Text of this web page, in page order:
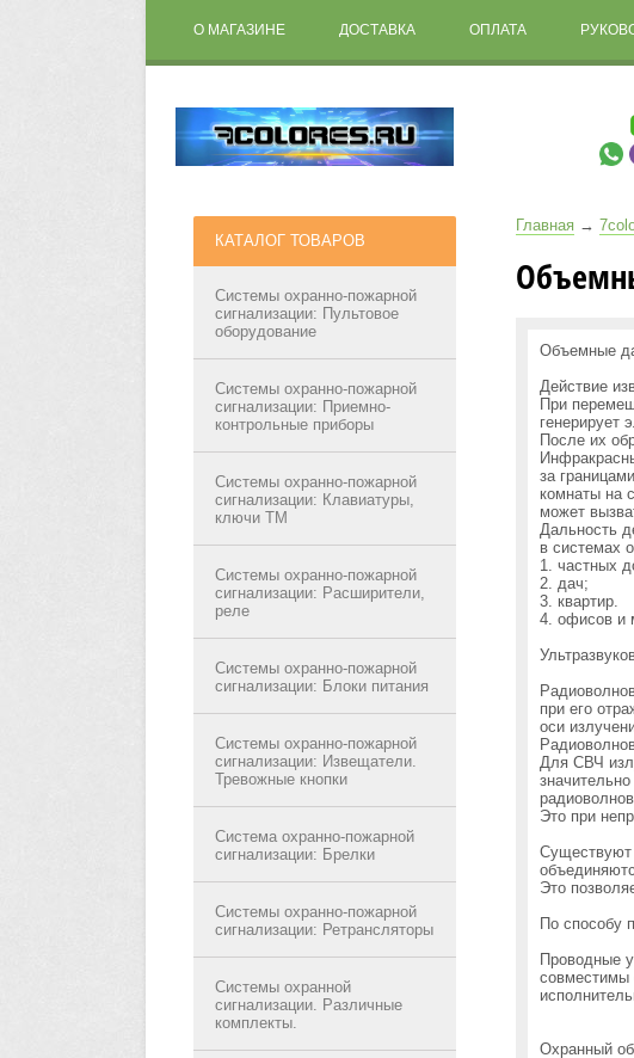
О МАГАЗИНЕ ДОСТАВКА ОПЛАТА
КАТАЛОГ ТОВАРОВ
Системы охранно-пожарной
сигнализации: Пультовое
оборудование
Системы охранно-пожарной
сигнализации: Приемно-
контрольные приборы
Системы охранно-пожарной
сигнализации: Клавиатуры,
ключи ТМ
Системы охранно-пожарной
сигнализации: Расширители,
реле
Системы охранно-пожарной
сигнализации: Блоки питания
Системы охранно-пожарной
сигнализации: Извещатели.
Тревожные кнопки
Система охранно-пожарной
сигнализации: Брелки
Системы охранно-пожарной
сигнализации: Ретрансляторы
Системы охранной
сигнализации. Различные
комплекты.
Главная →
Объемные
Действие
При
генерирует
После их
за
комнаты на
может
Дальность
в системах
1. частных
2. дач;
3. квартир.
4. офисов и
при его
оси
Для СВЧ
Это при
Существуют
Это
По способу
Проводные
совместимы
Охранный